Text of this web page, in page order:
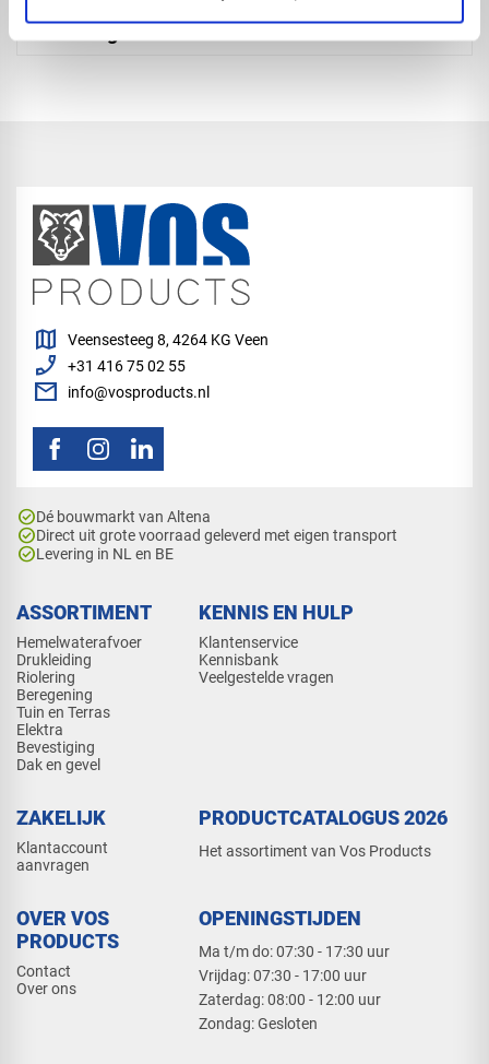
ASSORTIMENT
Hemelwaterafvoer
Drukleiding
Riolering
Beregening
Tuin en Terras
Elektra
Bevestiging
Dak en gevel
KENNIS EN HULP
Klantenservice
Kennisbank
Veelgestelde vragen
ZAKELIJK
Klantaccount
aanvragen
PRODUCTCATALOGUS 2026
Het assortiment van Vos Products
OVER VOS
PRODUCTS
Contact
Over ons
OPENINGSTIJDEN
Ma t/m do: 07:30 - 17:30 uur
​Vrijdag: 07:30 - 17:00 uur
​Zaterdag: 08:00 - 12:00 uur
​Zondag: Gesloten
map Veensesteeg 8, 4264 KG Veen
phone_enabled +31 416 75 02 55
mail info@vosproducts.nl
check_circleDé bouwmarkt van Altena
check_circleDirect uit grote voorraad geleverd met eigen transport
check_circleLevering in NL en BE